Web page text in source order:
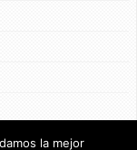
la mejor